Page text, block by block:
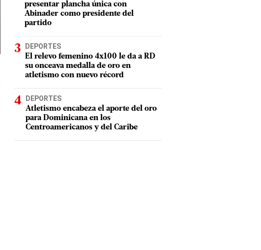
presentar plancha única con
Abinader como presidente del
partido
DEPORTES
El relevo femenino 4x100 le da a RD
su onceava medalla de oro en
atletismo con nuevo récord
DEPORTES
Atletismo encabeza el aporte del oro
para Dominicana en los
Centroamericanos y del Caribe